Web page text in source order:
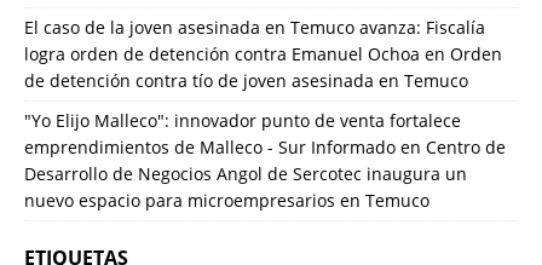
El caso de la joven asesinada en Temuco avanza: Fiscalía
logra orden de detención contra Emanuel Ochoa en Orden
de detención contra tío de joven asesinada en Temuco
"Yo Elijo Malleco": innovador punto de venta fortalece
emprendimientos de Malleco - Sur Informado en Centro de
Desarrollo de Negocios Angol de Sercotec inaugura un
nuevo espacio para microempresarios en Temuco
ETIQUETAS